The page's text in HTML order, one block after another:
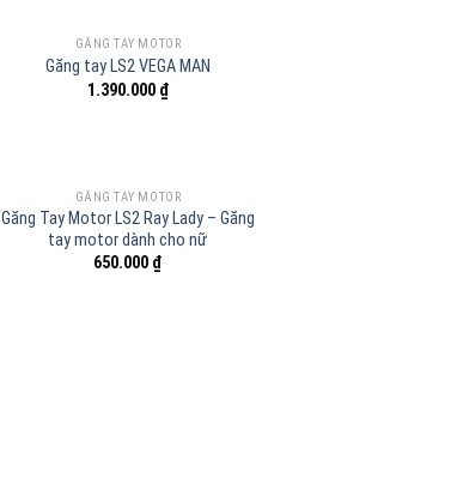
GĂNG TAY MOTOR
Găng tay LS2 VEGA MAN
1.390.000 ₫
GĂNG TAY MOTOR
Găng Tay Motor LS2 Ray Lady – Găng
tay motor dành cho nữ
650.000 ₫